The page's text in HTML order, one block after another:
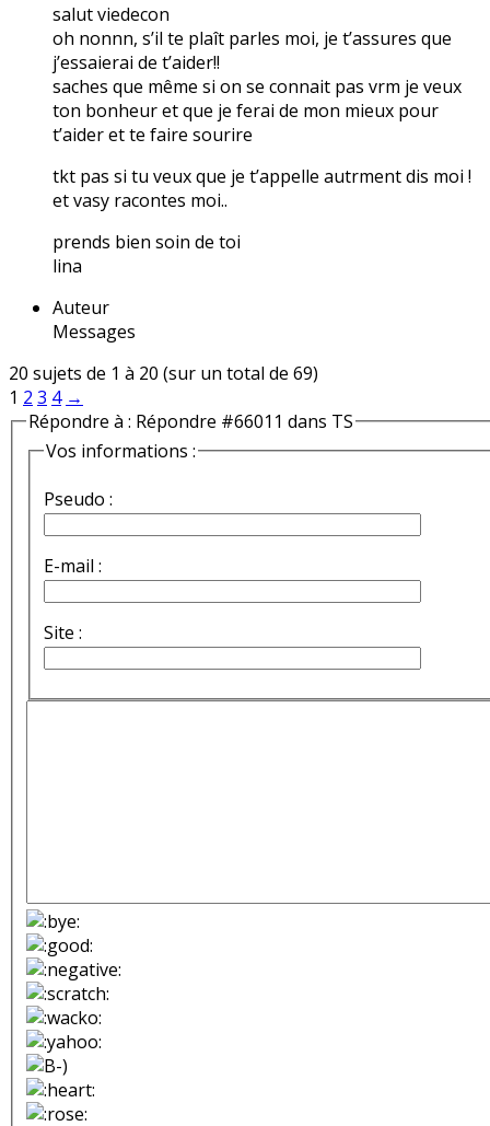
salut viedecon
oh nonnn, s’il te plaît parles moi, je t’assures que
j’essaierai de t’aider!!
saches que même si on se connait pas vrm je veux
ton bonheur et que je ferai de mon mieux pour
t’aider et te faire sourire
tkt pas si tu veux que je t’appelle autrment dis moi !
et vasy racontes moi..
prends bien soin de toi
lina
Auteur
Messages
20 sujets de 1 à 20 (sur un total de 69)
1 2 3 4 →
Répondre à : Répondre #66011 dans TS
Vos informations :
Pseudo :
E-mail :
Site :